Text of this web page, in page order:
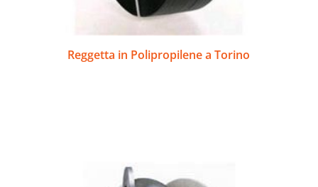
Reggetta in Polipropilene a Torino